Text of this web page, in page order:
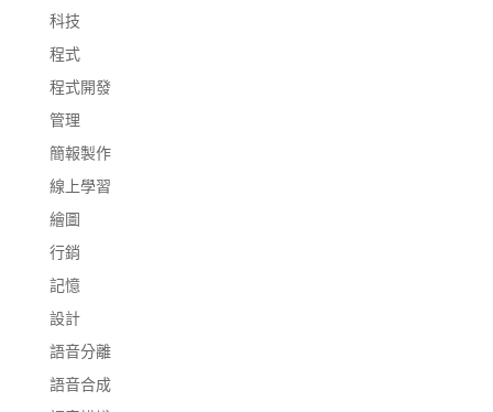
科技
程式
程式開發
管理
簡報製作
線上學習
繪圖
行銷
記憶
設計
語音分離
語音合成